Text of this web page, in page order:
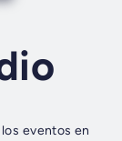
eventos en